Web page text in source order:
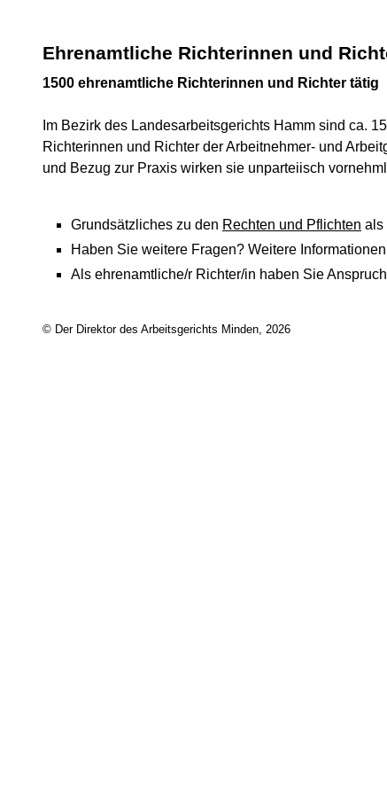
Ehrenamtliche Richterinnen und
1500 ehrenamtliche Richterinnen und Richter tätig
Im Bezirk des Landesarbeitsgerichts Hamm sind ca.
Richterinnen und Richter der Arbeitnehmer- und
und Bezug zur Praxis wirken sie unparteiisch
Grundsätzliches zu den Rechten und Pflichten als
Haben Sie weitere Fragen? Weitere
Als ehrenamtliche/r Richter/in haben Sie
© Der Direktor des Arbeitsgerichts Minden, 2026